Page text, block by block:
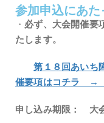
参加申込にあた
・ 必ず、大会開催要
たします。
第１８回あいち
催要項はコチラ →
申し込み期限： 大